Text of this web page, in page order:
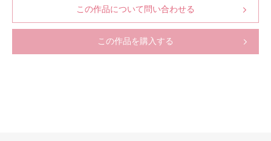
この作品について問い合わせる
この作品を購入する